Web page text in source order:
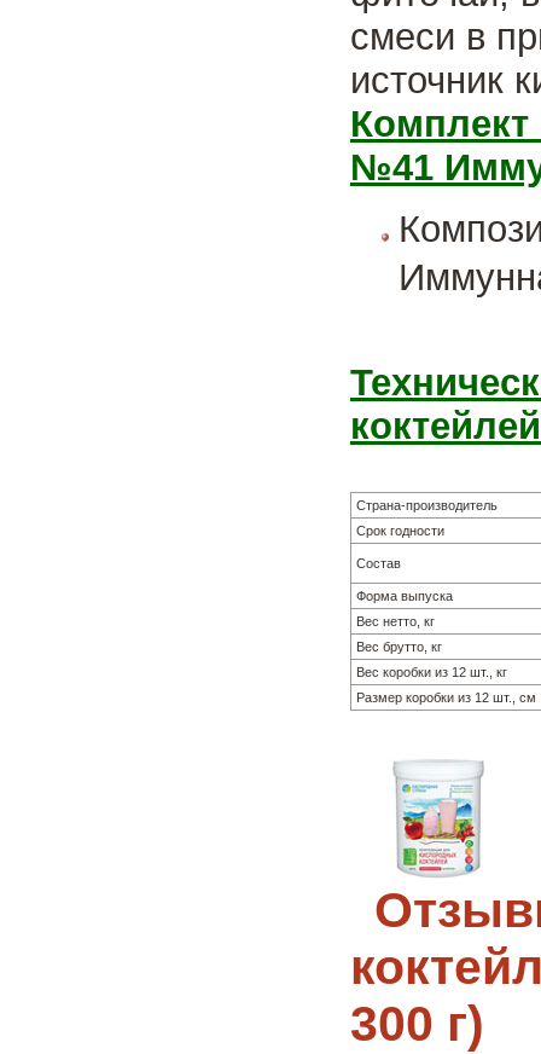
смеси в
источник
№41
Страна-производитель
Срок годности
Состав
Форма выпуска
Вес нетто, кг
Вес брутто, кг
Вес коробки из 12 шт., кг
Размер коробки из 12 шт., см
300 г)